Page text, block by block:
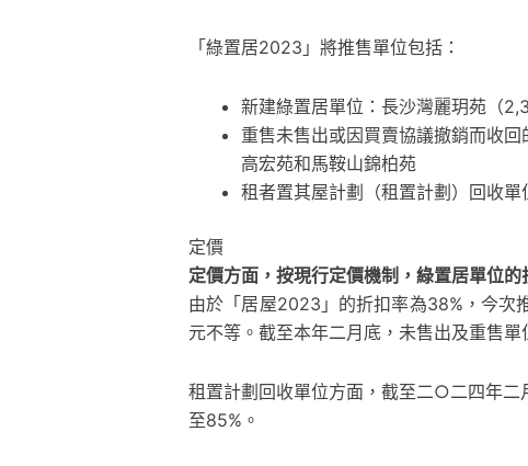
「綠置居2023」將推售單位包括：
新建綠置居單位：長沙灣麗玥苑（
重售未售出或因買賣協議撤銷而收
高宏苑和馬鞍山錦柏苑
租者置其屋計劃（租置計劃）回收
定價
定價方面，按現行定價機制，綠置居單位
由於「居屋2023」的折扣率為38%，今次
元不等。截至本年二月底，未售出及重售
租置計劃回收單位方面，截至二○二四年二
至85%。